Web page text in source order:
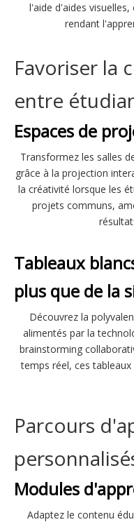
l'aide d'aides
rendant
Favoriser la
entre
Espaces de
Transformez les salles
grâce à la projection
la créativité lorsque les
projets communs,
Tableaux
plus que de la
Découvrez la
alimentés par la
brainstorming
temps réel, ces
Parcours
Modules
Adaptez le contenu